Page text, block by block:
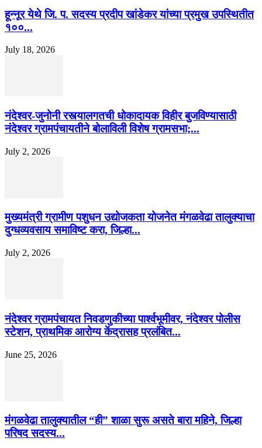
हून्नूर येथे जि. प. सदस्य प्रदीप खांडेकर यांच्या प्रमुख उपस्थितीत
१००...
July 18, 2026
नंदेश्वर-जुनोनी रस्त्यालगतची धोकादायक विहीर बुजविण्यासाठी
नंदेश्वर ग्रामपंचायतीने बोलाविली विशेष ग्रामसभा;...
July 2, 2026
मुख्यमंत्री ग्रामीण पशुधन उद्योजकता योजनेत मंगळवेढा तालुक्याचा
दुग्धव्यवसाय समाविष्ट करा, जिल्हा...
July 2, 2026
नंदेश्वर ग्रामपंचायत निवडणुकीच्या पार्श्वभूमीवर, नंदेश्वर पोलीस
स्टेशन, प्राथमिक आरोग्य केंद्रासह प्रलंबित...
June 25, 2026
मंगळवेढा तालुक्यातील “ही” शाळा सुरू असते बारा महिने, जिल्हा
परिषद सदस्य...